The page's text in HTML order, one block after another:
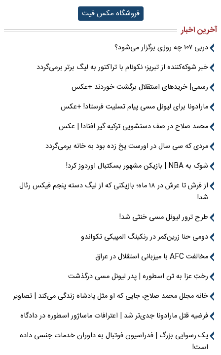
فروشگاه مکس فیت
آخرین اخبار
دربی ۱۰۷ چه روزی برگزار می‌شود؟
خبر شوکه‌کننده از تبریز؛ نکونام با تراکتور به لیگ برتر برمی‌گردد
رسمی| خریدهای استقلال برگشت خوردند +عکس
مارادونا برای لیونل مسی پیام تسلیت فرستاد! +عکس
محمد صلاح در صف دستشویی ترکیه گیر افتاد! | عکس
مردی که سی سال در اورست یخ زده بود به خانه برمی‌گردد
شوک به NBA | بازیکن مشهور بسکتبال اوردوز کرد!
از فرش تا عرش در ۱۸ ماه؛ بازیکنی که از لیگ دسته پنجم فیکس رئال
شد!
طرح ترور لیونل مسی خنثی شد!
دومی حنا زرین‌کمر در رنکینگ المپیکی تکواندو
مخالفت AFC با میزبانی استقلال در عراق
رختِ عزا به تن اسطوره | پدر لیونل مسی درگذشت
خانه مجلل محمد صلاح، جایی که او مثل پادشاه زندگی می‌کند | تصاویر
فرضیه قتل مارادونا جدی‌تر شد | اعترافات ماساژور اسطوره در دادگاه
یک رسوایی بزرگ | فدراسیون فوتبال به داوران خدمات جنسی داده
است!